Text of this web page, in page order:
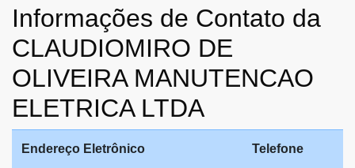
Informações de Contato da
CLAUDIOMIRO DE
OLIVEIRA MANUTENCAO
ELETRICA LTDA
Endereço Eletrônico Telefone